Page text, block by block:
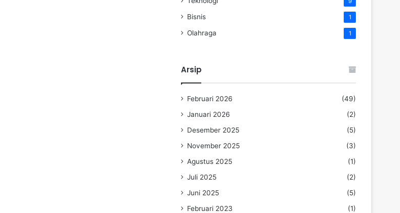
Bisnis 1
Olahraga 1
Arsip
Februari 2026
(49)
Januari 2026
(2)
Desember 2025
(5)
November 2025
(3)
Agustus 2025
(1)
Juli 2025
(2)
Juni 2025
(5)
Februari 2023
(1)